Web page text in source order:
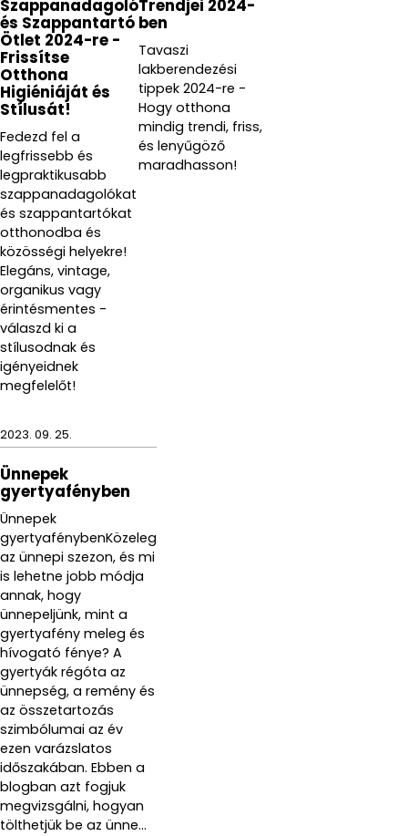
Szappanadagoló
és Szappantartó
Ötlet 2024-re -
Frissítse
Otthona
Higiéniáját és
Stílusát!
Fedezd fel a
legfrissebb és
legpraktikusabb
szappanadagolókat
és szappantartókat
otthonodba és
közösségi helyekre!
Elegáns, vintage,
organikus vagy
érintésmentes -
válaszd ki a
stílusodnak és
igényeidnek
megfelelőt!
Trendjei 2024-
ben
Tavaszi
lakberendezési
tippek 2024-re -
Hogy otthona
mindig trendi, friss,
és lenyűgöző
maradhasson!
2023. 09. 25.
Ünnepek
gyertyafényben
Ünnepek
gyertyafénybenKözeleg
az ünnepi szezon, és mi
is lehetne jobb módja
annak, hogy
ünnepeljünk, mint a
gyertyafény meleg és
hívogató fénye? A
gyertyák régóta az
ünnepség, a remény és
az összetartozás
szimbólumai az év
ezen varázslatos
időszakában. Ebben a
blogban azt fogjuk
megvizsgálni, hogyan
tölthetjük be az ünne...